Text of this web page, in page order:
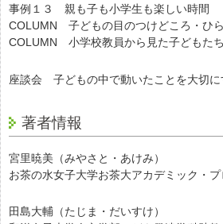
事例１３ 親も子も小学生も楽しい時間
COLUMN 子どもの目のつけどころ・ひ
COLUMN 小学校教員から見た子どもたち
座談会 子どもの中で動いたことを大切に
著者情報
宮里暁美（みやさと・あけみ）
お茶の水女子大学お茶大アカデミック・
田島大輔（たじま・だいすけ）